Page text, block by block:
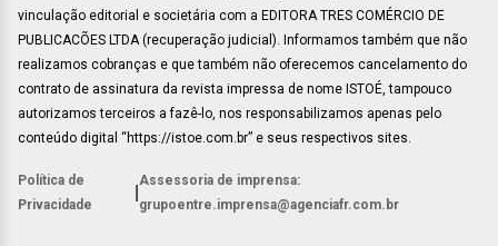
vinculação editorial e societária com a EDITORA TRES COMÉRCIO DE
PUBLICACÕES LTDA (recuperação judicial). Informamos também que não
realizamos cobranças e que também não oferecemos cancelamento do
contrato de assinatura da revista impressa de nome ISTOÉ, tampouco
autorizamos terceiros a fazê-lo, nos responsabilizamos apenas pelo
conteúdo digital “https://istoe.com.br” e seus respectivos sites.
Política de
Privacidade
Assessoria de imprensa:
grupoentre.imprensa@agenciafr.com.br